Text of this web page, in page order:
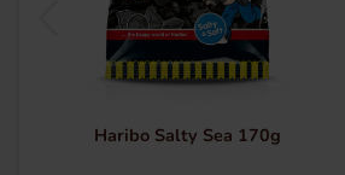
Haribo Salty Sea 170g